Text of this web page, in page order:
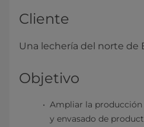
Cliente
Una lechería del norte de
Objetivo
Ampliar la producción
y envasado de